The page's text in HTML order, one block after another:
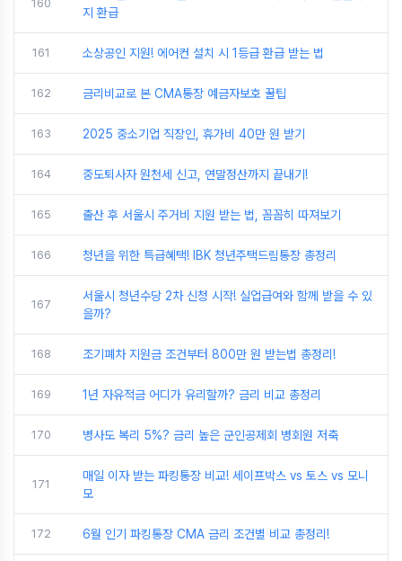
160
지 환급
161 소상공인 지원! 에어컨 설치 시 1등급 환급 받는 법
162 금리비교로 본 CMA통장 예금자보호 꿀팁
163 2025 중소기업 직장인, 휴가비 40만 원 받기
164 중도퇴사자 원천세 신고, 연말정산까지 끝내기!
165 출산 후 서울시 주거비 지원 받는 법, 꼼꼼히 따져보기
166 청년을 위한 특급혜택! IBK 청년주택드림통장 총정리
167
서울시 청년수당 2차 신청 시작! 실업급여와 함께 받을 수 있
을까?
168 조기폐차 지원금 조건부터 800만 원 받는법 총정리!
169 1년 자유적금 어디가 유리할까? 금리 비교 총정리
170 병사도 복리 5%? 금리 높은 군인공제회 병회원 저축
171
매일 이자 받는 파킹통장 비교! 세이프박스 vs 토스 vs 모니
모
172 6월 인기 파킹통장 CMA 금리 조건별 비교 총정리!